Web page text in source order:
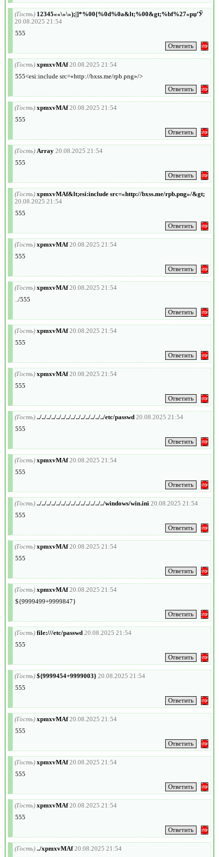
(Гость) 12345««\»\»);|]*%00{%0d%0a&lt;%00&gt;%bf%27«рџ’Ў
20.08.2025 21:54
555
(Гость) xpmxvMAf 20.08.2025 21:54
555<esi:include src=«http://bxss.me/rpb.png»/>
(Гость) xpmxvMAf 20.08.2025 21:54
555
(Гость) Array 20.08.2025 21:54
555
(Гость) xpmxvMAf&lt;esi:include src=«http://bxss.me/rpb.png»/&gt;
20.08.2025 21:54
555
(Гость) xpmxvMAf 20.08.2025 21:54
555
(Гость) xpmxvMAf 20.08.2025 21:54
../555
(Гость) xpmxvMAf 20.08.2025 21:54
555
(Гость) xpmxvMAf 20.08.2025 21:54
555
(Гость) ../../../../../../../../../../../../../../etc/passwd 20.08.2025 21:54
555
(Гость) xpmxvMAf 20.08.2025 21:54
555
(Гость) ../../../../../../../../../../../../../../windows/win.ini 20.08.2025 21:54
555
(Гость) xpmxvMAf 20.08.2025 21:54
555
(Гость) xpmxvMAf 20.08.2025 21:54
${9999499+9999847}
(Гость) file:///etc/passwd 20.08.2025 21:54
555
(Гость) ${9999454+9999003} 20.08.2025 21:54
555
(Гость) xpmxvMAf 20.08.2025 21:54
555
(Гость) xpmxvMAf 20.08.2025 21:54
555
(Гость) xpmxvMAf 20.08.2025 21:54
555
(Гость) ../xpmxvMAf 20.08.2025 21:54